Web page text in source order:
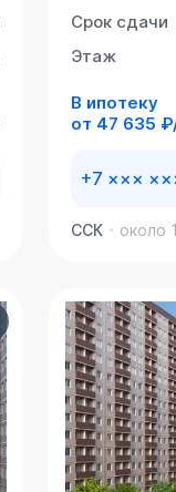
Срок сдачи
Этаж
В ипотеку
от 47 635
+7 ×××
ССК около